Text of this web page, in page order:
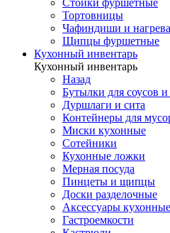
Тортовницы
Чафиндиши и
Щипцы фуршетные
Кухонный инвентарь
Кухонный инвентарь
Назад
Бутылки для соусов и
Дуршлаги и сита
Контейнеры для
Миски кухонные
Сотейники
Кухонные ложки
Мерная посуда
Пинцеты и щипцы
Доски разделочные
Аксессуары кухонные
Гастроемкости